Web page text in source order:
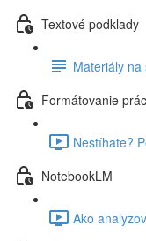
Textové podklady
Materiály na
Formátovanie
Nestíhate?
NotebookLM
Ako